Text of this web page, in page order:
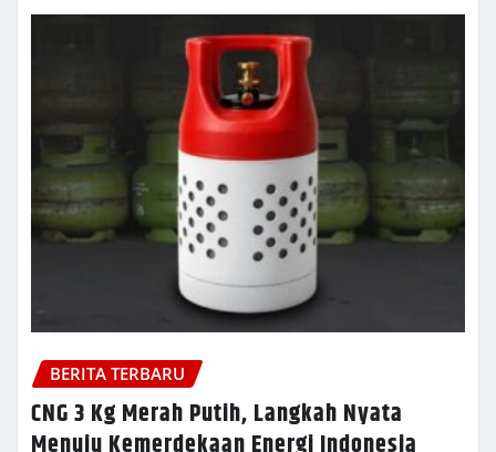
BERITA TERBARU
CNG 3 Kg Merah Putih, Langkah Nyata